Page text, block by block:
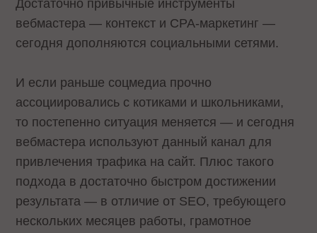
Достаточно привычные инструменты
вебмастера — контекст и CPA-маркетинг —
сегодня дополняются социальными сетями.
И если раньше соцмедиа прочно
ассоциировались с котиками и школьниками,
то постепенно ситуация меняется — и сегодня
вебмастера используют данный канал для
привлечения трафика на сайт. Плюс такого
подхода в достаточно быстром достижении
результата — в отличие от SEO, требующего
нескольких месяцев работы, грамотное